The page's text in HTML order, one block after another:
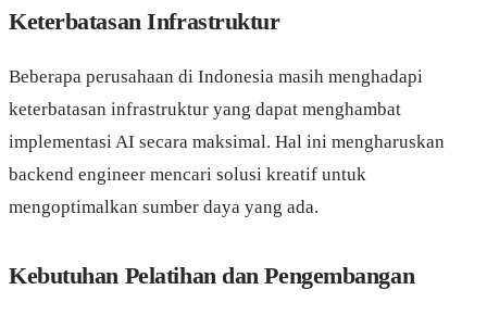
Keterbatasan Infrastruktur
Beberapa perusahaan di Indonesia masih menghadapi
keterbatasan infrastruktur yang dapat menghambat
implementasi AI secara maksimal. Hal ini mengharuskan
backend engineer mencari solusi kreatif untuk
mengoptimalkan sumber daya yang ada.
Kebutuhan Pelatihan dan Pengembangan